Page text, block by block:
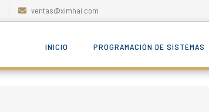
ventas@ximhai.com
INICIO PROGRAMACIÓN DE SISTEMAS